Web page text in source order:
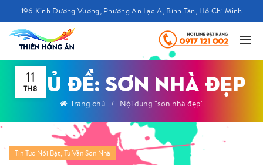
196 Kinh Dương Vương, Phường An Lạc A, Bình Tân, Hồ Chí Minh
CHỦ ĐỀ: SƠN NHÀ ĐẸP
Trang chủ Nội dung "sơn nhà đẹp"
11
TH8
Tin Tức Nổi Bật, Tư Vấn Sơn Nhà